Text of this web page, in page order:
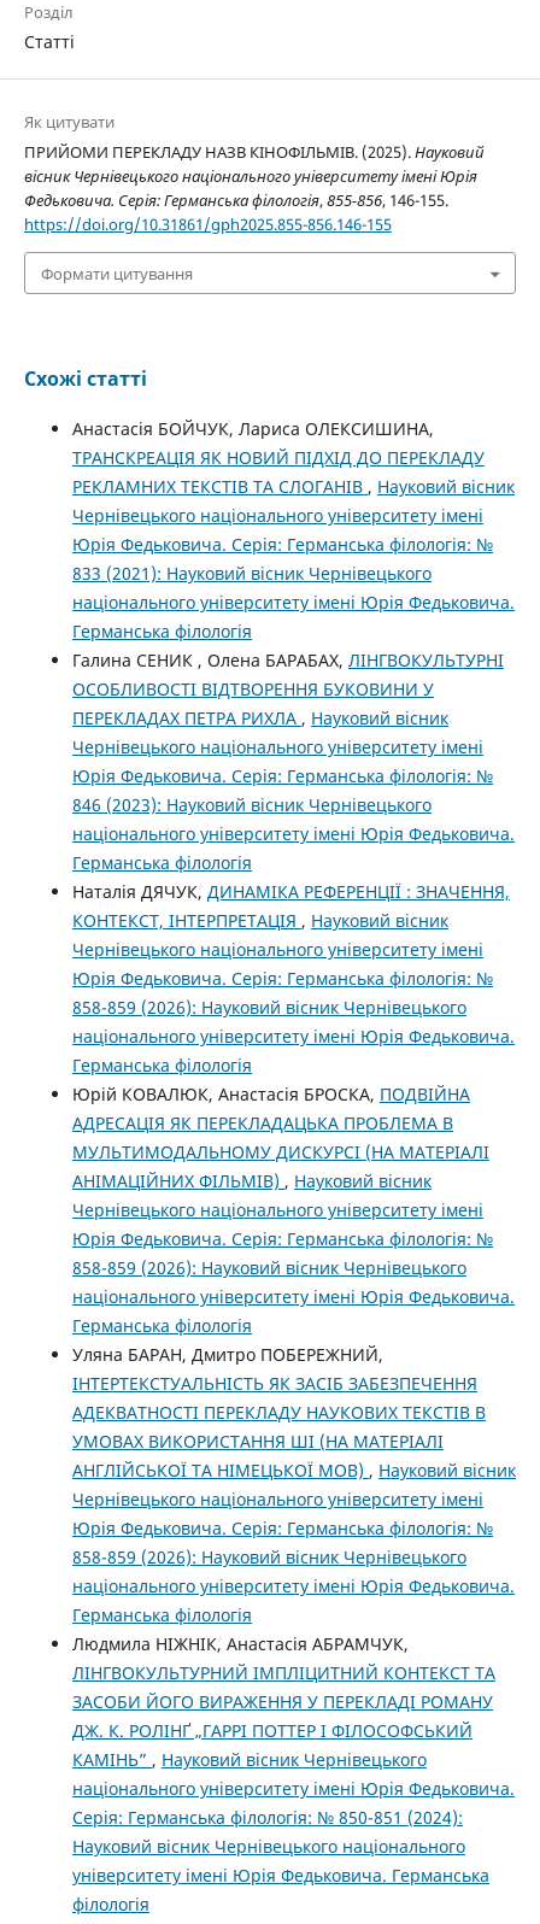
Розділ
Статті
Як цитувати
ПРИЙОМИ ПЕРЕКЛАДУ НАЗВ КІНОФІЛЬМІВ. (2025).Науковий
вісник Чернівецького національного університету імені Юрія
Федьковича. Серія: Германська філологія,855-856, 146-155.
https://doi.org/10.31861/gph2025.855-856.146-155
Формати цитування
Схожі статті
Анастасія БОЙЧУК, Лариса ОЛЕКСИШИНА,
ТРАНСКРЕАЦІЯ ЯК НОВИЙ ПІДХІД ДО ПЕРЕКЛАДУ
РЕКЛАМНИХ ТЕКСТІВ ТА СЛОГАНІВ , Науковий вісник
Чернівецького національного університету імені
Юрія Федьковича. Серія: Германська філологія: №
833 (2021): Науковий вісник Чернівецького
національного університету імені Юрія Федьковича.
Германська філологія
Галина СЕНИК , Олена БАРАБАХ, ЛІНГВОКУЛЬТУРНІ
ОСОБЛИВОСТІ ВІДТВОРЕННЯ БУКОВИНИ У
ПЕРЕКЛАДАХ ПЕТРА РИХЛА , Науковий вісник
Чернівецького національного університету імені
Юрія Федьковича. Серія: Германська філологія: №
846 (2023): Науковий вісник Чернівецького
національного університету імені Юрія Федьковича.
Германська філологія
Наталія ДЯЧУК, ДИНАМІКА РЕФЕРЕНЦІЇ : ЗНАЧЕННЯ,
КОНТЕКСТ, ІНТЕРПРЕТАЦІЯ , Науковий вісник
Чернівецького національного університету імені
Юрія Федьковича. Серія: Германська філологія: №
858-859 (2026): Науковий вісник Чернівецького
національного університету імені Юрія Федьковича.
Германська філологія
Юрій КОВАЛЮК, Анастасія БРОСКА, ПОДВІЙНА
АДРЕСАЦІЯ ЯК ПЕРЕКЛАДАЦЬКА ПРОБЛЕМА В
МУЛЬТИМОДАЛЬНОМУ ДИСКУРСІ (НА МАТЕРІАЛІ
АНІМАЦІЙНИХ ФІЛЬМІВ) , Науковий вісник
Чернівецького національного університету імені
Юрія Федьковича. Серія: Германська філологія: №
858-859 (2026): Науковий вісник Чернівецького
національного університету імені Юрія Федьковича.
Германська філологія
Уляна БАРАН, Дмитро ПОБЕРЕЖНИЙ,
ІНТЕРТЕКСТУАЛЬНІСТЬ ЯК ЗАСІБ ЗАБЕЗПЕЧЕННЯ
АДЕКВАТНОСТІ ПЕРЕКЛАДУ НАУКОВИХ ТЕКСТІВ В
УМОВАХ ВИКОРИСТАННЯ ШІ (НА МАТЕРІАЛІ
АНГЛІЙСЬКОЇ ТА НІМЕЦЬКОЇ МОВ) , Науковий вісник
Чернівецького національного університету імені
Юрія Федьковича. Серія: Германська філологія: №
858-859 (2026): Науковий вісник Чернівецького
національного університету імені Юрія Федьковича.
Германська філологія
Людмила НІЖНІК, Анастасія АБРАМЧУК,
ЛІНГВОКУЛЬТУРНИЙ ІМПЛІЦИТНИЙ КОНТЕКСТ ТА
ЗАСОБИ ЙОГО ВИРАЖЕННЯ У ПЕРЕКЛАДІ РОМАНУ
ДЖ. К. РОЛІНҐ „ГАРРІ ПОТТЕР І ФІЛОСОФСЬКИЙ
КАМІНЬ” , Науковий вісник Чернівецького
національного університету імені Юрія Федьковича.
Серія: Германська філологія: № 850-851 (2024):
Науковий вісник Чернівецького національного
університету імені Юрія Федьковича. Германська
філологія